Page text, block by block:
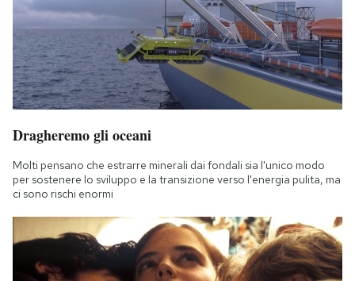
Dragheremo gli oceani
Molti pensano che estrarre minerali dai fondali sia l'unico modo
per sostenere lo sviluppo e la transizione verso l'energia pulita, ma
ci sono rischi enormi